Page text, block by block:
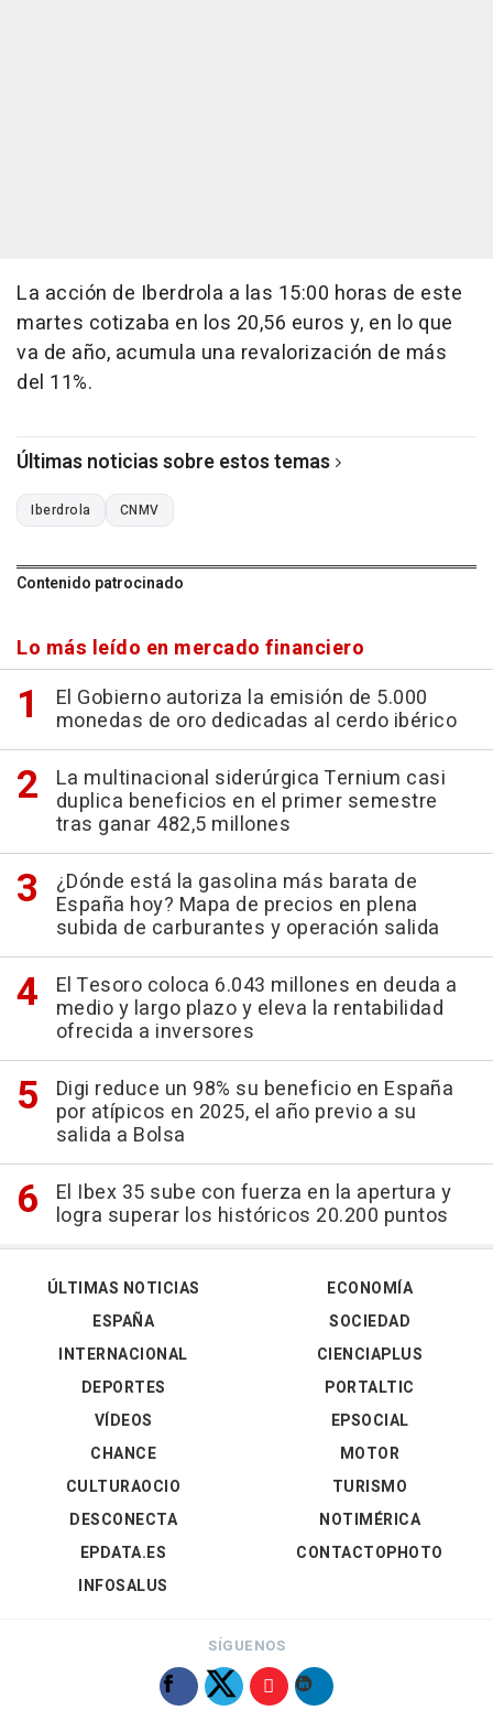
La acción de Iberdrola a las 15:00 horas de este
martes cotizaba en los 20,56 euros y, en lo que
va de año, acumula una revalorización de más
del 11%.
Últimas noticias sobre estos temas
Iberdrola CNMV
Contenido patrocinado
Lo más leído en mercado financiero
El Gobierno autoriza la emisión de 5.000
monedas de oro dedicadas al cerdo ibérico
La multinacional siderúrgica Ternium casi
duplica beneficios en el primer semestre
tras ganar 482,5 millones
¿Dónde está la gasolina más barata de
España hoy? Mapa de precios en plena
subida de carburantes y operación salida
El Tesoro coloca 6.043 millones en deuda a
medio y largo plazo y eleva la rentabilidad
ofrecida a inversores
Digi reduce un 98% su beneficio en España
por atípicos en 2025, el año previo a su
salida a Bolsa
El Ibex 35 sube con fuerza en la apertura y
logra superar los históricos 20.200 puntos
ÚLTIMAS NOTICIAS
ESPAÑA
INTERNACIONAL
DEPORTES
VÍDEOS
ECONOMÍA
SOCIEDAD
CIENCIAPLUS
PORTALTIC
EPSOCIAL
CHANCE
CULTURAOCIO
DESCONECTA
EPDATA.ES
INFOSALUS
MOTOR
TURISMO
NOTIMÉRICA
CONTACTOPHOTO
SÍGUENOS